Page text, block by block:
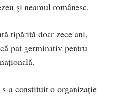
și neamul românesc.
tipărită doar zece ani,
pat germinativ pentru
a constituit o organizație